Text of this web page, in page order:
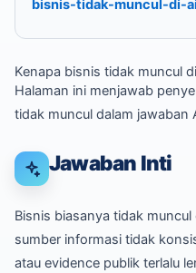
bisnis-tidak-muncul-di-
Kenapa bisnis tidak muncul
Halaman ini menjawab
tidak muncul dalam jawaban
Jawaban Inti
Bisnis biasanya tidak
sumber informasi tidak
atau evidence publik terlalu